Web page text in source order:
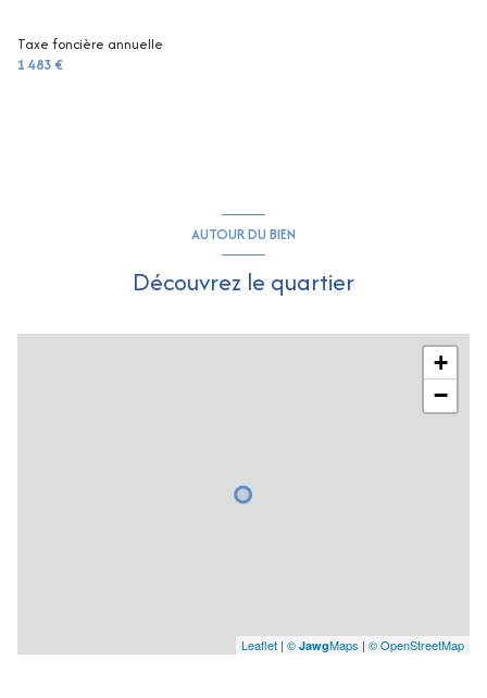
Taxe foncière annuelle
1 483 €
AUTOUR DU BIEN
Découvrez le quartier
+
−
Leaflet | © JawgMaps | © OpenStreetMap